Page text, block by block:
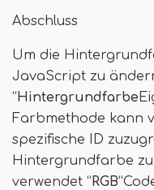
Abschluss
Um die
JavaScript zu
“Hintergrundfarbe
Farbmethode kann
spezifische ID
Hintergrundfarbe
verwendet “RGB